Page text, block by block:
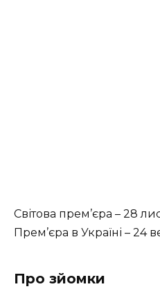
Світова прем’єра – 28
Прем’єра в Україні – 24
Про зйомки